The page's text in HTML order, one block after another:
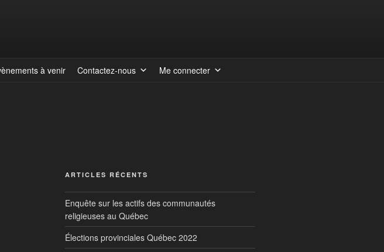
à venir Contactez-nous Me connecter
ARTICLES RÉCENTS
Enquête sur les actifs des communautés
religieuses au Québec
Élections provinciales Québec 2022